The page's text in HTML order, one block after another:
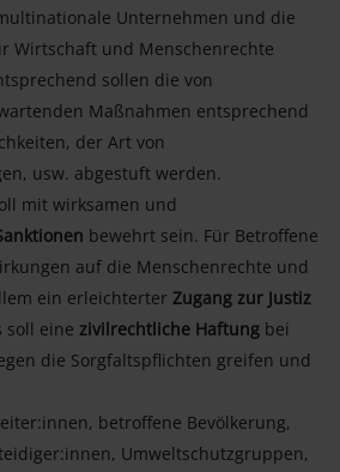
Unternehmen und die
Wirtschaft und Menschenrechte
sollen die von
Maßnahmen entsprechend
der Art von
usw. abgestuft werden.
mit wirksamen und
bewehrt sein. Für Betroffene
auf die Menschenrechte und
ein erleichterter Zugang zur Justiz
soll eine zivilrechtliche Haftung bei
die Sorgfaltspflichten greifen und
betroffene Bevölkerung,
Umweltschutzgruppen,